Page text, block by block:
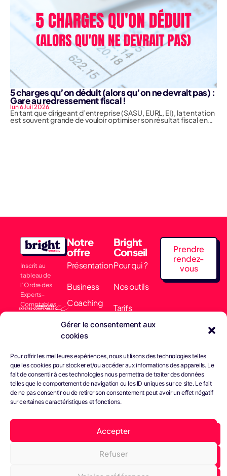
Gérer le consentement aux
cookies
Pour offrir les meilleures expériences, nous utilisons des technologies telles
que les cookies pour stocker et/ou accéder aux informations des appareils. Le
fait de consentir à ces technologies nous permettra de traiter des données
telles que le comportement de navigation ou les ID uniques sur ce site. Le fait
de ne pas consentir ou de retirer son consentement peut avoir un effet négatif
sur certaines caractéristiques et fonctions.
Accepter
Refuser
5 charges qu’on déduit (alors qu’on ne devrait pas) :
Gare au redressement fiscal !
lun 6 Juil 2026
En tant que dirigeant d’entreprise (SASU, EURL, EI), la tentation
est souvent grande de vouloir optimiser son résultat fiscal en…
Inscrit au
tableau de
l’Ordre des
Experts-
Comptables
Notre
offre
Présentation
Business
Coaching
Comptabilité
& Finance
Conseils &
Gestion
Juridique
Bright Paie
Bright
Conseil
Pour qui ?
Nos outils
Tarifs
Actualités
contacter
Prendre
rendez-
vous
Conditions générales